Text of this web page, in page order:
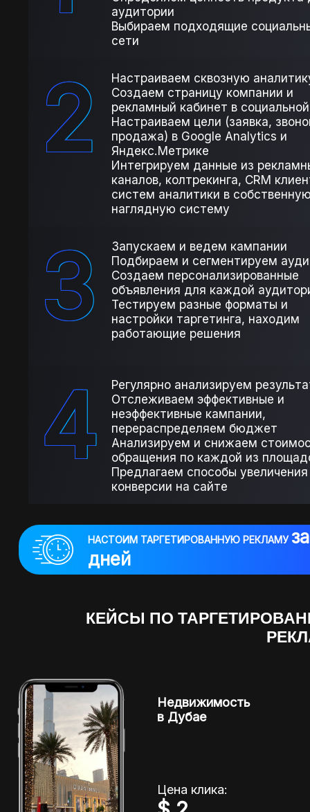
аудитории
Выбираем подходящие
сети
2
Настраиваем сквозную
Создаем страницу компании и
рекламный кабинет в
Настраиваем цели (заявка,
продажа) в Google Analytics и
Яндекс.Метрике
Интегрируем данные из
каналов, колтрекинга, CRM
систем аналитики в
наглядную систему
3
Запускаем и ведем кампании
Подбираем и сегментируем
Создаем персонализированные
объявления для каждой
Тестируем разные форматы и
настройки таргетинга, находим
работающие решения
4
Регулярно анализируем
Отслеживаем эффективные и
неэффективные кампании,
перераспределяем бюджет
Анализируем и снижаем
обращения по каждой из
Предлагаем способы увеличения
конверсии на сайте
НАСТОИМ ТАРГЕТИРОВАННУЮ РЕКЛАМУ
дней
КЕЙСЫ ПО
Недвижимость
в Дубае
Цена клика: